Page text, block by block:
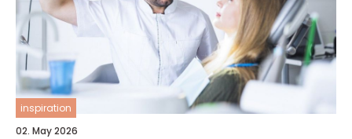
inspiration
02. May 2026